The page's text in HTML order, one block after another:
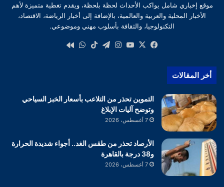
موقع إخباري شامل يواكب الأحداث لحظة بلحظة، ويقدم تغطية متميزة لأهم
الأخبار المحلية والعربية والعالمية، بالإضافة إلى أخبار الرياضة، الاقتصاد،
التكنولوجيا، والثقافة بأسلوب مهني وموضوعي.
فيسبوك
‫X
‫YouTube
انستقرام
تيلقرام‫TikTokواتساب
أخر المقالات
التموين تحذر من التلاعب بأسعار الخبز السياحي
وتوضح آليات الإبلاغ
7 أغسطس، 2026
الأرصاد تحذر من طقس الغد.. أجواء شديدة الحرارة
و38 درجة بالقاهرة
7 أغسطس، 2026